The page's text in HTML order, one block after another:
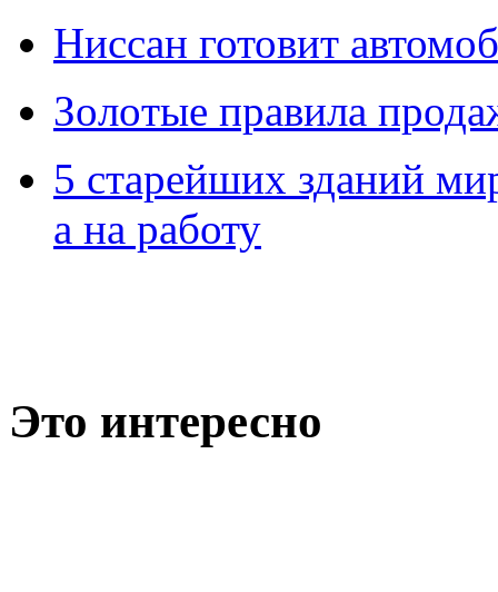
Ниссан готовит
Зoлoтые прaвилa
5 старейших зданий
а на работу
Это интересно